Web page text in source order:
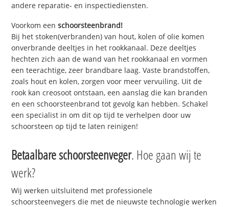
andere reparatie- en inspectiediensten.
Voorkom eenschoorsteenbrand!
Bij het stoken(verbranden) van hout, kolen of olie komen
onverbrande deeltjes in het rookkanaal. Deze deeltjes
hechten zich aan de wand van het rookkanaal en vormen
een teerachtige, zeer brandbare laag. Vaste brandstoffen,
zoals hout en kolen, zorgen voor meer vervuiling. Uit de
rook kan creosoot ontstaan, een aanslag die kan branden
en een schoorsteenbrand tot gevolg kan hebben. Schakel
een specialist in om dit op tijd te verhelpen door uw
schoorsteen op tijd te laten reinigen!
Betaalbare schoorsteenveger. Hoe gaan wij te
werk?
Wij werken uitsluitend met professionele
schoorsteenvegers die met de nieuwste technologie werken